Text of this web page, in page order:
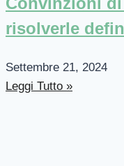
risolverle
Settembre 21, 2024
Leggi Tutto »